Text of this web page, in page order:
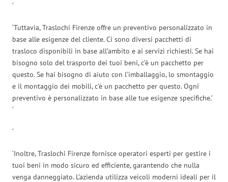
‘
‘Tuttavia, Traslochi Firenze offre un preventivo personalizzato in
base alle esigenze del cliente. Ci sono diversi pacchetti di
trasloco disponibili in base all’ambito e ai servizi richiesti. Se hai
bisogno solo del trasporto dei tuoi beni, c’è un pacchetto per
questo. Se hai bisogno di aiuto con l’imballaggio, lo smontaggio
e il montaggio dei mobili, c’è un pacchetto per questo. Ogni
preventivo è personalizzato in base alle tue esigenze specifiche.’
‘
‘
‘Inoltre, Traslochi Firenze fornisce operatori esperti per gestire i
tuoi beni in modo sicuro ed efficiente, garantendo che nulla
venga danneggiato. L’azienda utilizza veicoli moderni ideali per il